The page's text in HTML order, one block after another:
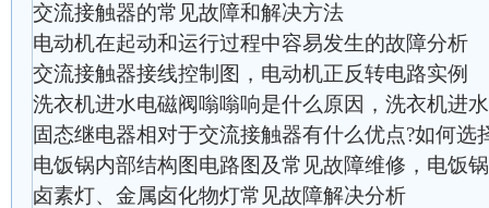
交流接触器的常见故障和解决方法
电动机在起动和运行过程中容易发生的故障分析
交流接触器接线控制图，电动机正反转电路实例
洗衣机进水电磁阀嗡嗡响是什么原因，洗衣机进
固态继电器相对于交流接触器有什么优点?如何选
电饭锅内部结构图电路图及常见故障维修，电饭
卤素灯、金属卤化物灯常见故障解决分析